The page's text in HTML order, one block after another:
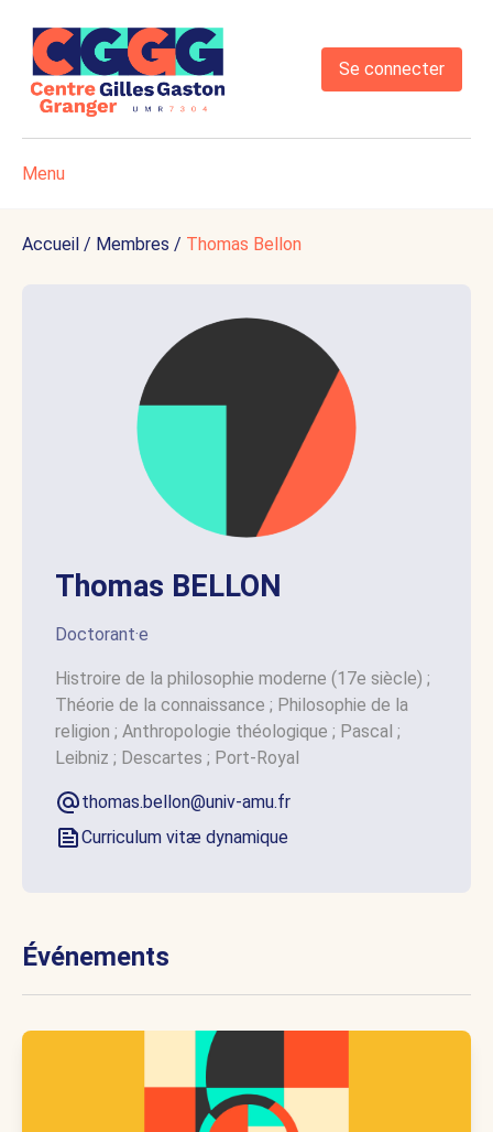
Se connecter
Menu
Accueil / Membres / Thomas Bellon
Thomas BELLON
Doctorant·e
Histroire de la philosophie moderne (17e siècle) ;
Théorie de la connaissance ; Philosophie de la
religion ; Anthropologie théologique ; Pascal ;
Leibniz ; Descartes ; Port-Royal
thomas.bellon@univ-amu.fr
Curriculum vitæ dynamique
Événements